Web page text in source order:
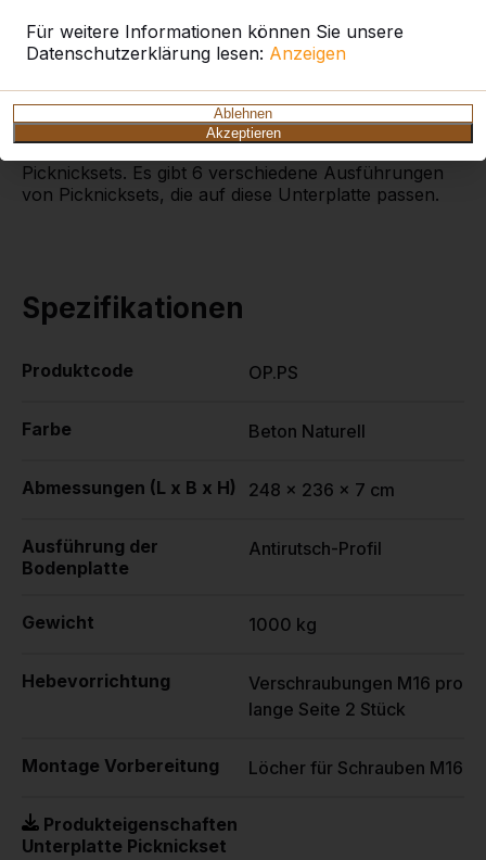
Für weitere Informationen können Sie unsere
Datenschutzerklärung lesen: Anzeigen
Ablehnen
Akzeptieren
Picknickset schwierig zu mähen sei. Dieses Problem
Umgebung vom Picknickset kann jetzt dank des
Fundaments immer sauber und ordentlich aussehen.
Picknicksets. Es gibt 6 verschiedene Ausführungen
von Picknicksets, die auf diese Unterplatte passen.
Spezifikationen
Produktcode OP.PS
Farbe Beton Naturell
Abmessungen (L x B x H) 248 x 236 x 7 cm
Ausführung der
Bodenplatte
Antirutsch-Profil
Gewicht 1000 kg
Hebevorrichtung
Verschraubungen M16 pro
lange Seite 2 Stück
Montage Vorbereitung Löcher für Schrauben M16
Produkteigenschaften
Unterplatte Picknickset